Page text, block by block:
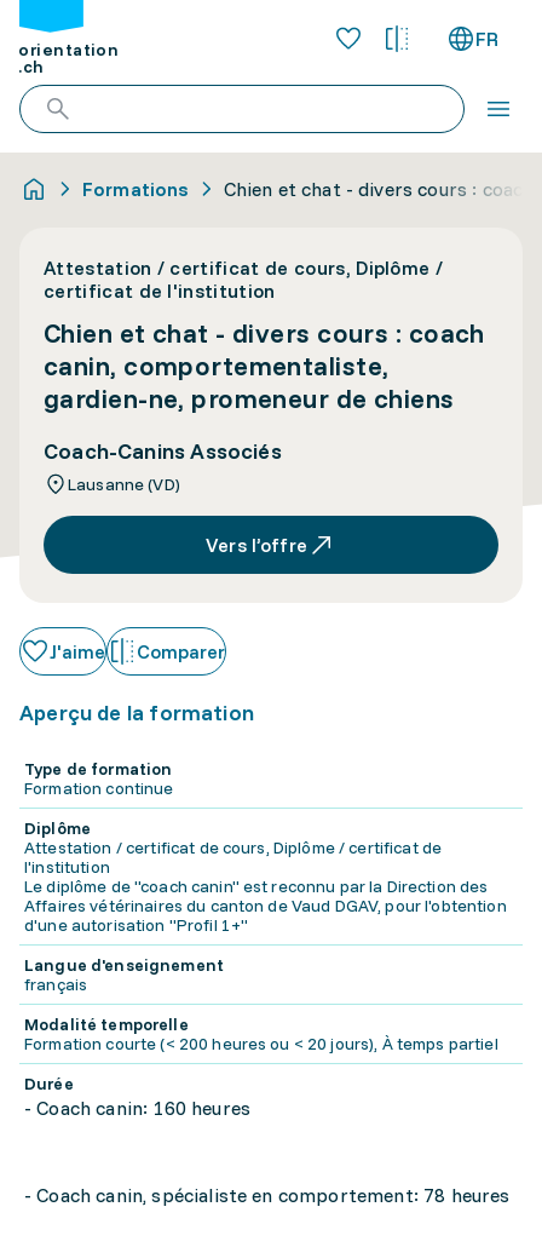
orientation
.ch
FR
Formations Chien et chat - divers cours :
Attestation / certificat de cours, Diplôme /
certificat de l'institution
Chien et chat - divers cours : coach
canin, comportementaliste,
gardien-ne, promeneur de chiens
Coach-Canins Associés
Lausanne (VD)
Vers l’offre
J'aime Comparer
Aperçu de la formation
Type de formation
Formation continue
Diplôme
Attestation / certificat de cours, Diplôme / certificat de
l'institution
Le diplôme de "coach canin" est reconnu par la Direction des
Affaires vétérinaires du canton de Vaud DGAV, pour l'obtention
d'une autorisation "Profil 1+"
Langue d'enseignement
français
Modalité temporelle
Formation courte (< 200 heures ou < 20 jours), À temps partiel
Durée
- Coach canin: 160 heures
- Coach canin, spécialiste en comportement: 78 heures